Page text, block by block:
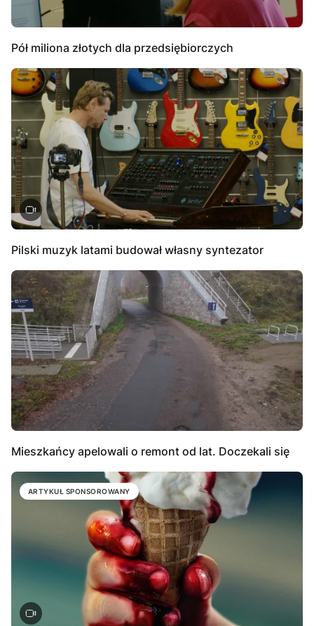
Pół miliona złotych dla przedsiębiorczych
Pilski muzyk latami budował własny syntezator
Mieszkańcy apelowali o remont od lat. Doczekali się
ARTYKUŁ SPONSOROWANY